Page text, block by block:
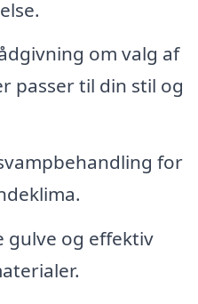
om valg af
passer til din stil og
for
gulve og effektiv